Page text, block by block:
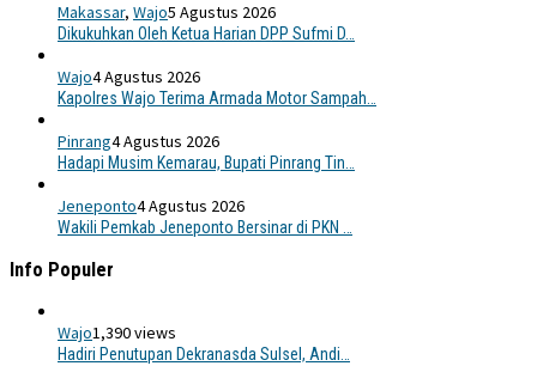
Makassar, Wajo5 Agustus 2026
Dikukuhkan Oleh Ketua Harian DPP Sufmi D…
Wajo4 Agustus 2026
Kapolres Wajo Terima Armada Motor Sampah…
Pinrang4 Agustus 2026
Hadapi Musim Kemarau, Bupati Pinrang Tin…
Jeneponto4 Agustus 2026
Wakili Pemkab Jeneponto Bersinar di PKN …
Info Populer
Wajo1,390 views
Hadiri Penutupan Dekranasda Sulsel, Andi…